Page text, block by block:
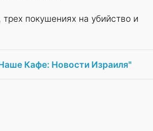
покушениях на убийство и
Кафе: Новости Израиля"